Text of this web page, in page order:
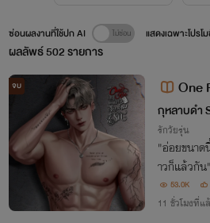
ผลลัพธ์502รายการ
ซ่อนผลงานที่ใช้ปก AI แสดงเฉพาะโปรโ
จบ
One
รัก
กุหลาบดำ
รักวัยรุ่น
"อ่อยขนาด
าวก็แล้วกัน"
53.0K
11 ชั่วโมงที่แ